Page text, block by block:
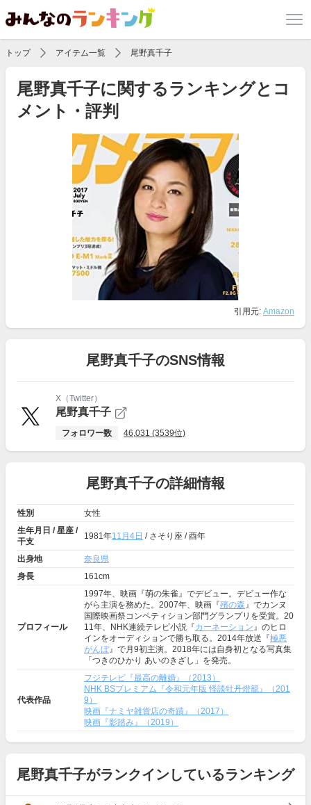
トップ アイテム一覧 尾野真千子
尾野真千子に関するランキングとコ
メント・評判
引用元: Amazon
尾野真千子のSNS情報
X（Twitter）
尾野真千子
フォロワー数 46,031 (3539位)
尾野真千子の詳細情報
性別
女性
生年月日 / 星座 /
干支
1981年11月4日 / さそり座 / 酉年
出身地
奈良県
身長
161cm
プロフィール
1997年、映画『萌の朱雀』でデビュー。デビュー作な
がら主演を務めた。2007年、映画『殯の森』でカンヌ
国際映画祭コンペティション部門グランプリを受賞。20
11年、NHK連続テレビ小説『カーネーション』のヒロ
インをオーディションで勝ち取る。2014年放送『極悪
がんぼ』で月9初主演。2018年には自身初となる写真集
「つきのひかり あいのきざし」を発売。
代表作品
フジテレビ『最高の離婚』（2013）
NHK BSプレミアム『令和元年版 怪談牡丹燈籠』（201
9）
映画『ナミヤ雑貨店の奇蹟』（2017）
映画『影踏み』（2019）
尾野真千子がランクインしているランキング